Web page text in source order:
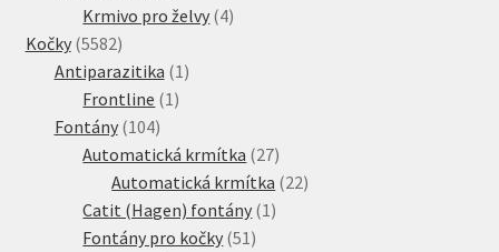
produkty
Krmivo pro želvy 44
Kočky 55825582
produktů
Antiparazitika 1 1
Frontline 1 1
Fontány 104104
produktů
Automatická krmítka 2727
produktů
Automatická krmítka 2222
Catit (Hagen) fontány 1 1
Fontány pro kočky 51 51